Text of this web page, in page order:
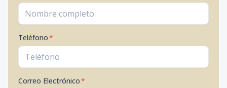
Teléfono*
Correo Electrónico*